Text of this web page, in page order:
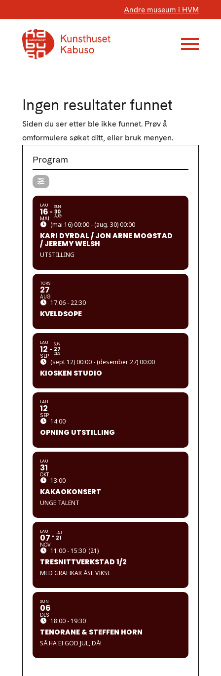
Andre museum i HVM
Ingen resultater funnet
Siden du ser etter ble ikke funnet. Prøv å
omformulere søket ditt, eller bruk menyen.
Program
LAU
16
MAI
SUN
30
AUG
(mai 16) 00:00 - (aug. 30) 00:00
KARI DYRDAL / JON ARNE MOGSTAD
/ JEREMY WELSH
UTSTILLING
TORS
27
AUG
17:06 - 22:30
KVELDSOPE
LAU
12
SEP
SUN
27
DES
(sept 12) 00:00 - (desember 27) 00:00
KIOSKEN STUDIO
LAU
12
SEP
14:00
OPNING UTSTILLING
LAU
31
OKT
13:00
KAKAOKONSERT
UNGE TALENT
LAU
07
NOV
LAU
21
11:00 - 15:30 (21)
TRESNITTVERKSTAD 1/2
MED GRAFIKAR ÅSE VIKSE
SUN
06
DES
18:00 - 19:30
TENORANE & STEFFEN HORN
SÅ HA EI GOD JUL, DÅ!